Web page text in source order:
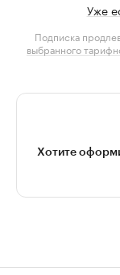
Уже
Подписка
выбранного
Хотите